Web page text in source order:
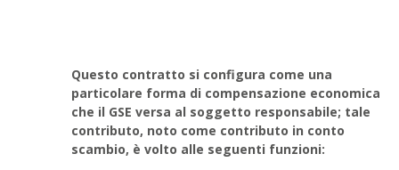
Questo contratto si configura come una
particolare forma di compensazione economica
che il GSE versa al soggetto responsabile; tale
contributo, noto come contributo in conto
scambio, è volto alle seguenti funzioni: